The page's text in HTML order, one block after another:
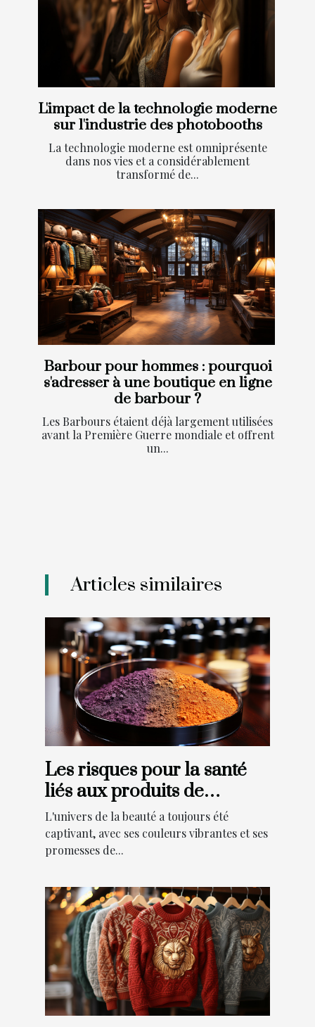
L'impact de la technologie moderne
sur l'industrie des photobooths
La technologie moderne est omniprésente
dans nos vies et a considérablement
transformé de...
Barbour pour hommes : pourquoi
s'adresser à une boutique en ligne
de barbour ?
Les Barbours étaient déjà largement utilisées
avant la Première Guerre mondiale et offrent
un...
Articles similaires
Les risques pour la santé
liés aux produits de
maquillage en 2021
L'univers de la beauté a toujours été
captivant, avec ses couleurs vibrantes et ses
promesses de...